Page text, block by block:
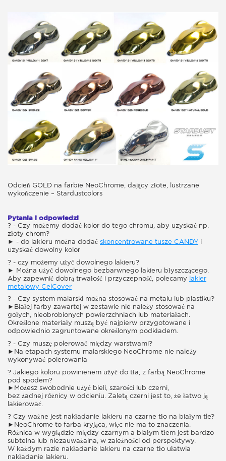
Odcień GOLD na farbie NeoChrome, dający złote, lustrzane
wykończenie – Stardustcolors
Pytania i odpowiedzi
? - Czy możemy dodać kolor do tego chromu, aby uzyskać np.
złoty chrom?
► - do lakieru można dodać skoncentrowane tusze CANDY i
uzyskać dowolny kolor
? - czy możemy użyć dowolnego lakieru?
► Można użyć dowolnego bezbarwnego lakieru błyszczącego.
Aby zapewnić dobrą trwałość i przyczepność, polecamy lakier
metalowy CelCover
? - Czy system malarski można stosować na metalu lub plastiku?
►Białej farby zawartej w zestawie nie należy stosować na
gołych, nieobrobionych powierzchniach lub materiałach.
Określone materiały muszą być najpierw przygotowane i
odpowiednio zagruntowane określonym podkładem.
? - Czy muszę polerować między warstwami?
►Na etapach systemu malarskiego NeoChrome nie należy
wykonywać polerowania
? Jakiego koloru powinienem użyć do tła, z farbą NeoChrome
pod spodem?
►Możesz swobodnie użyć bieli, szarości lub czerni,
bez żadnej różnicy w odcieniu. Zaletą czerni jest to, że łatwo ją
lakierować.
? Czy ważne jest nakładanie lakieru na czarne tło na białym tle?
►NeoChrome to farba kryjąca, więc nie ma to znaczenia.
Różnica w wyglądzie między czarnym a białym tłem jest bardzo
subtelna lub niezauważalna, w zależności od perspektywy.
W każdym razie nakładanie lakieru na czarne tło ułatwia
nakładanie lakieru.